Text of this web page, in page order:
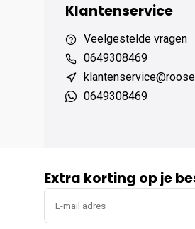
Klantenservice
Veelgestelde vragen
0649308469
0649308469
Extra korting op je